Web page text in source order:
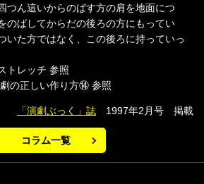
ん這いからのばす方の肩を地面につ
のばしてからだの後ろの方にもってい
いた方ではなく、この後ろに持っていっ
レッチ 参照
の正しい作り方⑭ 参照
「演劇ぶっく」誌 1997年2月号 掲載
コラム一覧